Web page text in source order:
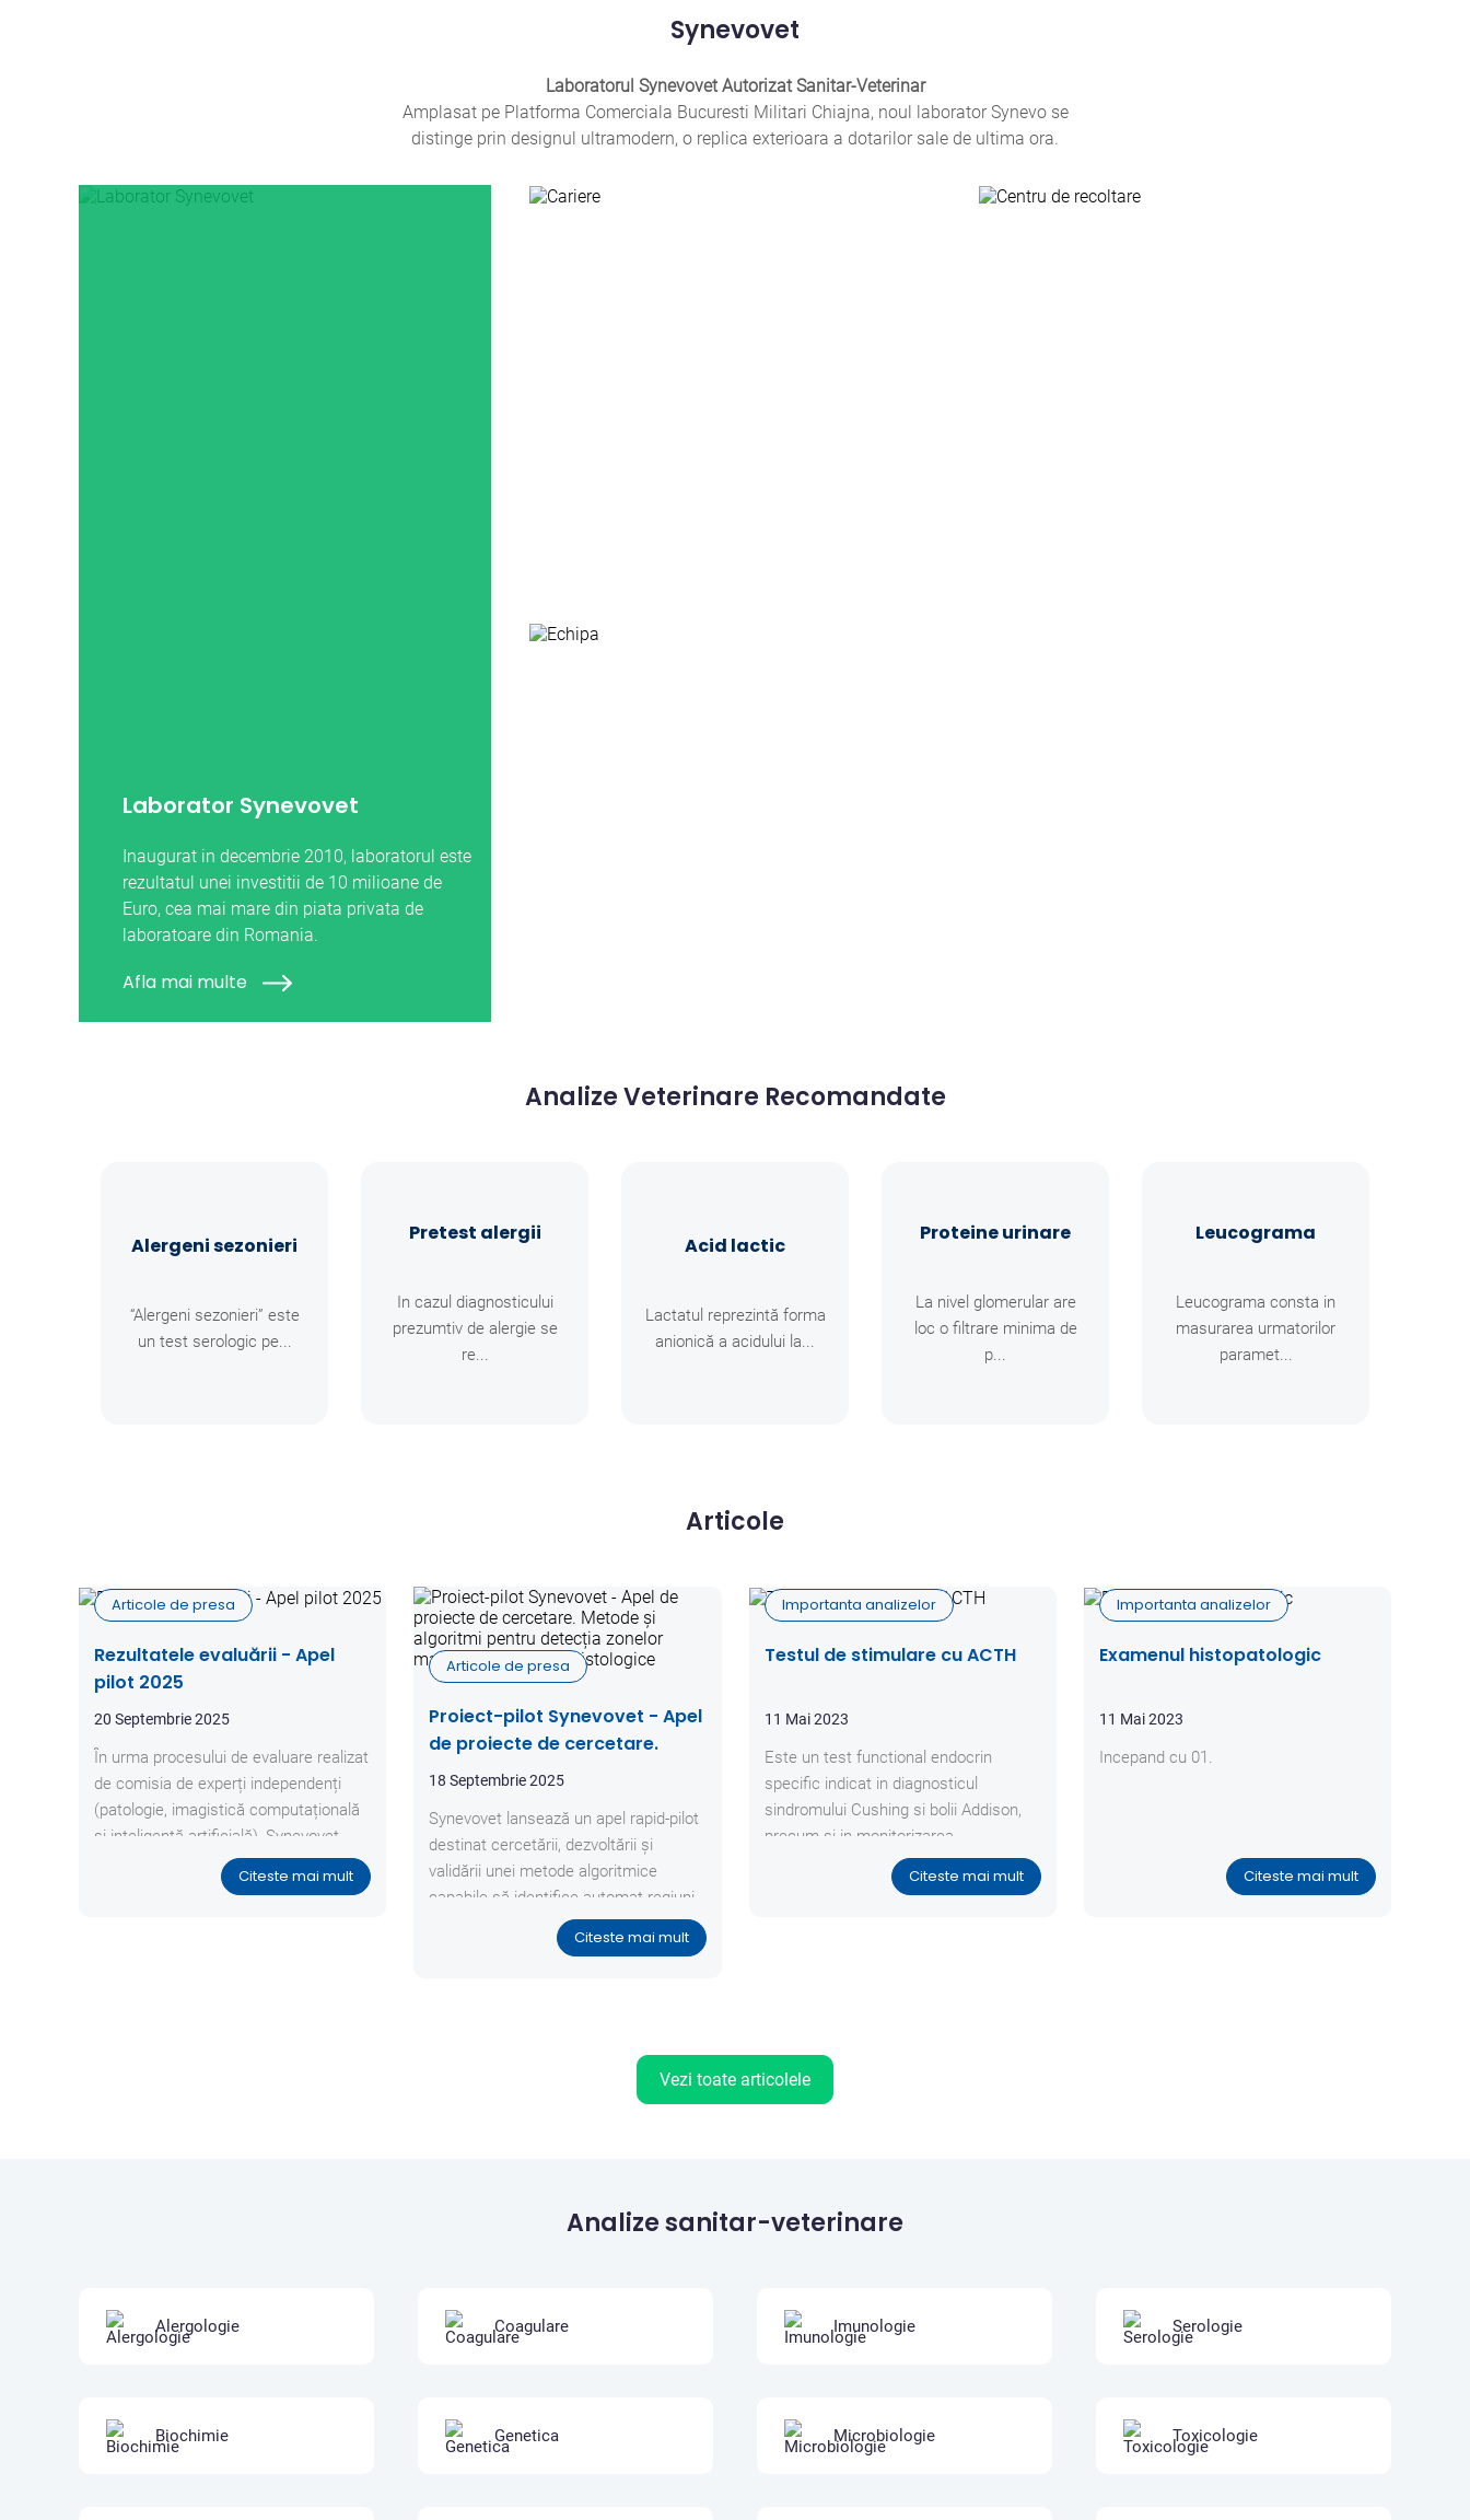
Synevovet
Laboratorul Synevovet Autorizat Sanitar-Veterinar
Amplasat pe Platforma Comerciala Bucuresti Militari Chiajna, noul laborator Synevo se
distinge prin designul ultramodern, o replica exterioara a dotarilor sale de ultima ora.
Laborator Synevovet
Inaugurat in decembrie 2010, laboratorul este
rezultatul unei investitii de 10 milioane de
Euro, cea mai mare din piata privata de
laboratoare din Romania.
Afla mai multe
Analize Veterinare Recomandate
Alergeni sezonieri
“Alergeni sezonieri” este
un test serologic pe...
Pretest alergii
In cazul diagnosticului
prezumtiv de alergie se
re...
Acid lactic
Lactatul reprezintă forma
anionică a acidului la...
Proteine urinare
La nivel glomerular are
loc o filtrare minima de
p...
Leucograma
Leucograma consta in
masurarea urmatorilor
paramet...
Articole
Articole de presa
Rezultatele evaluării - Apel
pilot 2025
20 Septembrie 2025
În urma procesului de evaluare realizat
de comisia de experți independenți
(patologie, imagistică computațională
și inteligență artificială), Synevovet
anunță proiectul câștigător al apelului
rapid-pilot „Metode și algoritmi pentru
Citeste mai mult
Articole de presa
Proiect-pilot Synevovet - Apel
de proiecte de cercetare.
Metode și algoritmi pentru
imagini histologice
18 Septembrie 2025
Synevovet lansează un apel rapid-pilot
destinat cercetării, dezvoltării și
validării unei metode algoritmice
capabile să identifice automat regiuni
maligne pe imagini histologice pentru
una sau mai multe tipuri de cancer
Citeste mai mult
Importanta analizelor
Testul de stimulare cu ACTH
11 Mai 2023
Este un test functional endocrin
specific indicat in diagnosticul
sindromului Cushing si bolii Addison,
precum si in monitorizarea
tratamentului specific cu trilostan
(Vetoryl®), mitotan (Lysodren®) sau
Citeste mai mult
Importanta analizelor
Examenul histopatologic
11 Mai 2023
Incepand cu 01.
Citeste mai mult
Vezi toate articolele
Analize sanitar-veterinare
Alergologie
Biochimie
Coagulare
Genetica
Imunologie
Microbiologie
Serologie
Toxicologie